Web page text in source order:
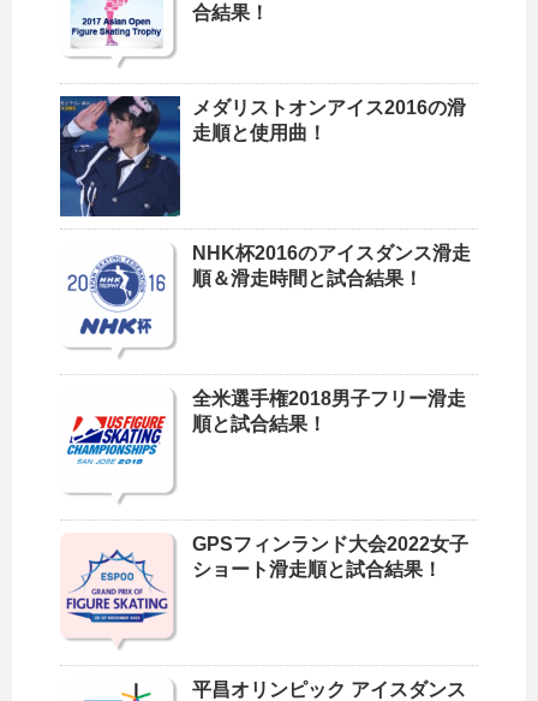
合結果！
メダリストオンアイス2016の滑
走順と使用曲！
NHK杯2016のアイスダンス滑走
順＆滑走時間と試合結果！
全米選手権2018男子フリー滑走
順と試合結果！
GPSフィンランド大会2022女子
ショート滑走順と試合結果！
平昌オリンピック アイスダンス